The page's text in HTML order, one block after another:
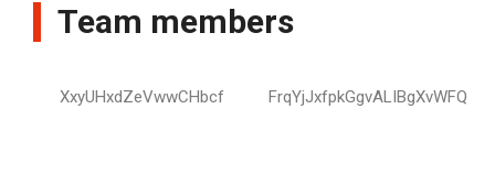
Team members
XxyUHxdZeVwwCHbcf FrqYjJxfpkGgvALIBgXvWFQ